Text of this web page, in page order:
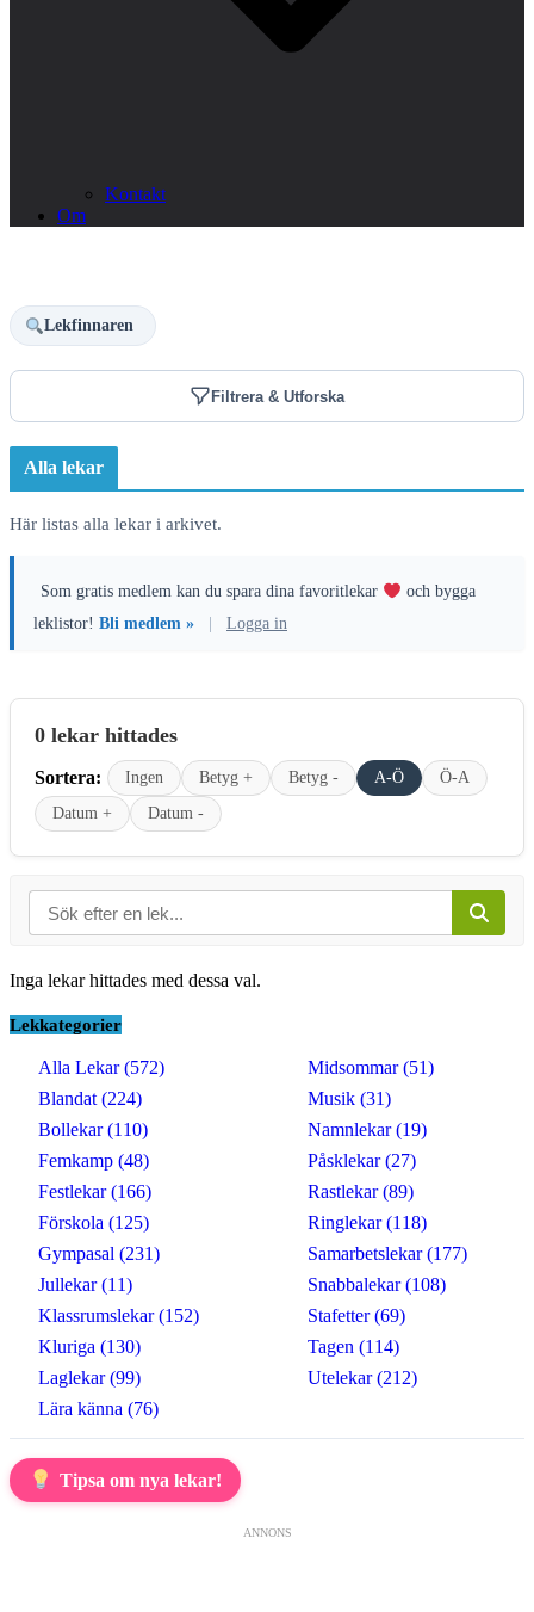
Kontakt
Om
Lekfinnaren
Filtrera & Utforska
Alla lekar
Här listas alla lekar i arkivet.
Som gratis medlem kan du spara dina favoritlekar
och bygga
leklistor! Bli medlem » Logga in
0 lekar hittades
Sortera: Ingen Betyg + Betyg - A-Ö
Ö-A
Datum +
Datum -
Inga lekar hittades med dessa val.
Lekkategorier
Alla Lekar (572)
Blandat (224)
Bollekar (110)
Femkamp (48)
Festlekar (166)
Förskola (125)
Gympasal (231)
Jullekar (11)
Klassrumslekar (152)
Kluriga (130)
Laglekar (99)
Lära känna (76)
Midsommar (51)
Musik (31)
Namnlekar (19)
Påsklekar (27)
Rastlekar (89)
Ringlekar (118)
Samarbetslekar (177)
Snabbalekar (108)
Stafetter (69)
Tagen (114)
Utelekar (212)
Tipsa om nya lekar!
ANNONS